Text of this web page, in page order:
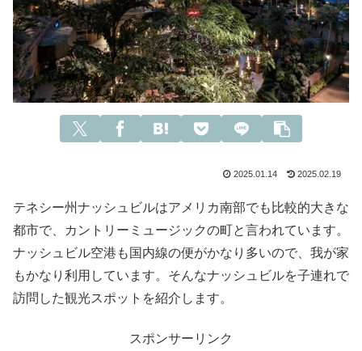
2025.01.14 2025.02.19
テネシー州ナッシュビルはアメリカ南部でも比較的大きな
都市で、カントリーミュージックの町と言われています。
ナッシュビル空港も国内線の便がかなり多いので、我が家
もかなり利用しています。そんなナッシュビルを子連れで
訪問した観光スポットを紹介します。
スポンサーリンク